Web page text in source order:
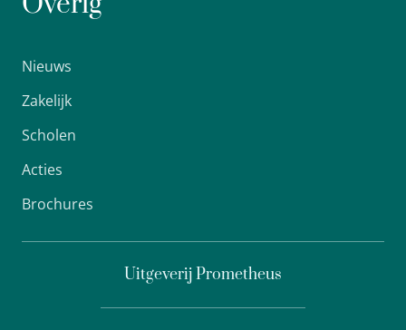
Nieuws
Zakelijk
Scholen
Acties
Brochures
Uitgeverij Prometheus